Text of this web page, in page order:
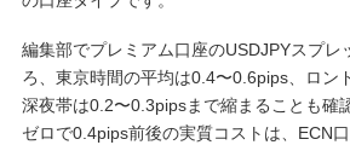
編集部でプレミアム口座のUSDJPYスプレ
ろ、東京時間の平均は0.4〜0.6pips、ロン
深夜帯は0.2〜0.3pipsまで縮まることも確
ゼロで0.4pips前後の実質コストは、ECN